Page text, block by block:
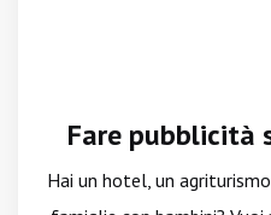
Fare pubblicità
Hai un hotel, un